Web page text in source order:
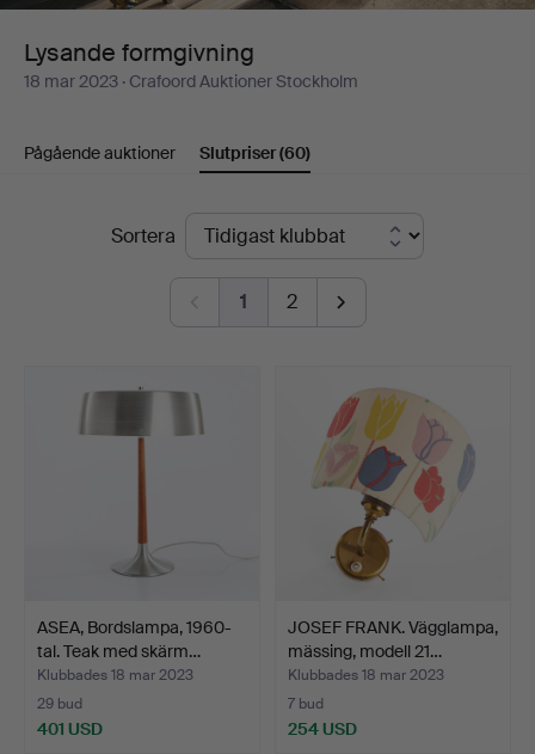
Lysande formgivning
18 mar 2023 · Crafoord Auktioner Stockholm
Pågående auktioner Slutpriser(60)
SlutpriserSortera
1 2
ASEA, Bordslampa, 1960-
tal. Teak med skärm…
Klubbades 18 mar 2023
29 bud
401 USD
JOSEF FRANK. Vägglampa,
mässing, modell 21…
Klubbades 18 mar 2023
7 bud
254 USD